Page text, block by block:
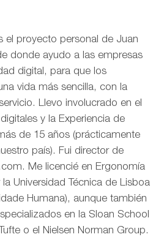
el proyecto personal de Juan
donde ayudo a las empresas
digital, para que los
vida más sencilla, con la
Llevo involucrado en el
y la Experiencia de
de 15 años (prácticamente
país). Fui director de
Me licencié en Ergonomía
Universidad Técnica de Lisboa
Humana), aunque también
en la Sloan School
o el Nielsen Norman Group.